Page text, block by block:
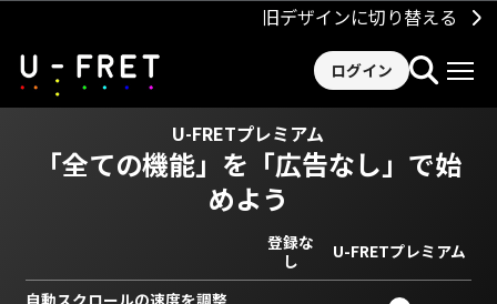
旧デザインに切り替える
ログイン
U-FRETプレミアム
「全ての機能」を 「広告なし」で始
めよう
登録な
し
U-FRETプレミアム